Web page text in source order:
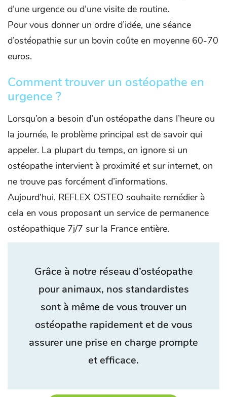
d’une urgence ou d’une visite de routine.
Pour vous donner un ordre d’idée, une séance
d’ostéopathie sur un bovin coûte en moyenne 60-70
euros.
Comment trouver un ostéopathe en
urgence ?
Lorsqu’on a besoin d’un ostéopathe dans l’heure ou
la journée, le problème principal est de savoir qui
appeler. La plupart du temps, on ignore si un
ostéopathe intervient à proximité et sur internet, on
ne trouve pas forcément d’informations.
Aujourd’hui, REFLEX OSTEO souhaite remédier à
cela en vous proposant un service de permanence
ostéopathique 7j/7 sur la France entière.
Grâce à notre réseau d’ostéopathe
pour animaux, nos standardistes
sont à même de vous trouver un
ostéopathe rapidement et de vous
assurer une prise en charge prompte
et efficace.